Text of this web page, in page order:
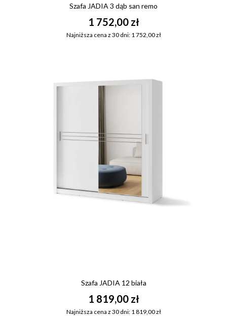
Szafa JADIA 3 dąb san remo
1 752,00 zł
Najniższa cena z 30 dni: 1 752,00 zł
Szafa JADIA 12 biała
1 819,00 zł
Najniższa cena z 30 dni: 1 819,00 zł